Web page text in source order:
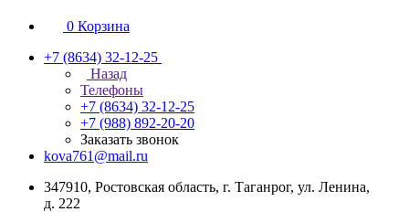
0 Корзина
+7 (8634) 32-12-25
Назад
Телефоны
+7 (8634) 32-12-25
+7 (988) 892-20-20
Заказать звонок
kova761@mail.ru
347910, Ростовская область, г. Таганрог, ул. Ленина,
д. 222